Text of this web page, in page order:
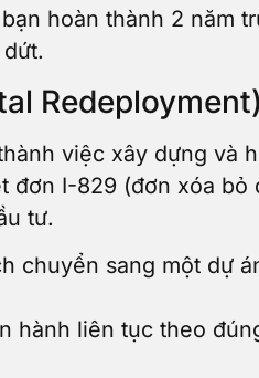
hoàn thành 2 năm
Redeployment)
việc xây dựng và
I-829 (đơn xóa bỏ
tư.
chuyển sang một dự
hành liên tục theo